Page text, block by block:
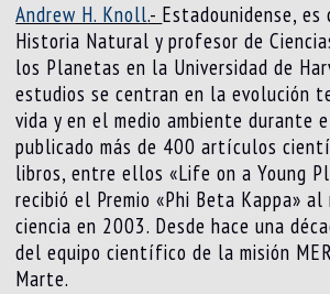
Andrew H. Knoll.- Estadounidense,
Historia Natural y profesor de
los Planetas en la Universidad de
estudios se centran en la evolución
vida y en el medio ambiente durante
publicado más de 400 artículos
libros, entre ellos «Life on a Young
recibió el Premio «Phi Beta Kappa»
ciencia en 2003. Desde hace una
del equipo científico de la misión
Marte.